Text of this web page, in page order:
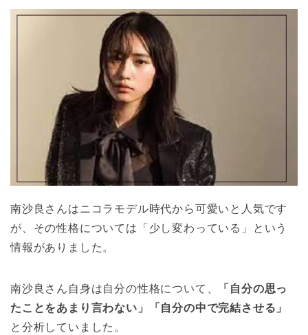
南沙良さんはニコラモデル時代から可愛いと人気です
が、その性格については「少し変わっている」という
情報がありました。
南沙良さん自身は自分の性格について、
「自分の思っ
たことをあまり言わない」「自分の中で完結させる」
と分析していました。